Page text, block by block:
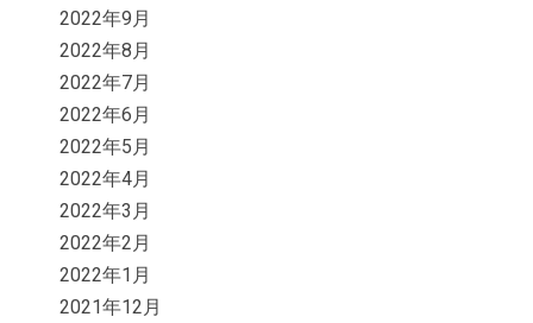
2022年9月
2022年8月
2022年7月
2022年6月
2022年5月
2022年4月
2022年3月
2022年2月
2022年1月
2021年12月